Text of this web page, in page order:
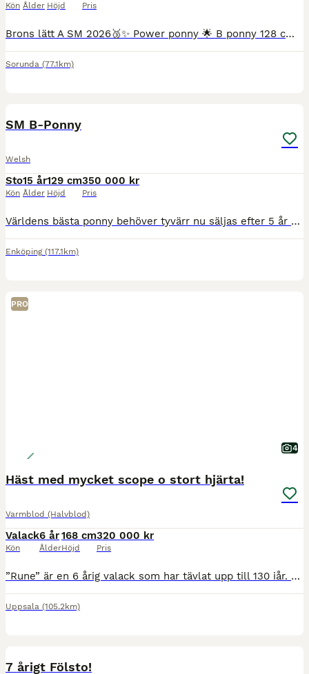
Kön Ålder Höjd Pris
Brons lätt A SM 2026🥉✨ Power ponny 🌟 B ponny 128 cm Tävlad till MSVB Född 2013 Röntgad på Irland En ponny med mycket power och kapacitet. Het i hoppningen, trevlig att rida dressyr och rida ut
Sorunda (77.1km)
SM B-Ponny
Welsh
Sto
Kön
15 år
Ålder
129 cm
Höjd
350 000 kr
Pris
Världens bästa ponny behöver tyvärr nu säljas efter 5 år hos oss, dottern är 13 år. Tagit dottern från minsta klasserna upp till flertal vinster i MSVB, 8:a på inomhus SM 2025. Senaste felfria MSVB i
Enköping (117.1km)
PRO
4
Häst med mycket scope o stort hjärta!
Varmblod (Halvblod)
Valack
Kön
6 år
Ålder
168 cm
Höjd
320 000 kr
Pris
”Rune” är en 6 årig valack som har tävlat upp till 130 iår. Han gick som 5 åring förra året ett flertal felfria 120 samt 5 års klasserna på Elmia. Vi köpte honom som föl från Belgien och har sedan d
Uppsala (105.2km)
7 årigt Fölsto!